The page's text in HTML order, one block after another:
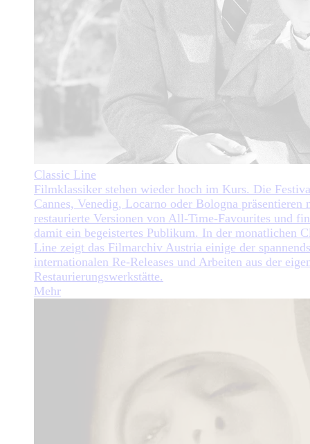
Classic Line
Filmklassiker stehen wieder hoch im Kurs. Die
Cannes, Venedig, Locarno oder Bologna präsentieren
restaurierte Versionen von All-Time-Favourites und
damit ein begeistertes Publikum. In der monatlichen
Line zeigt das Filmarchiv Austria einige der
internationalen Re-Releases und Arbeiten aus der
Restaurierungswerkstätte.
Mehr